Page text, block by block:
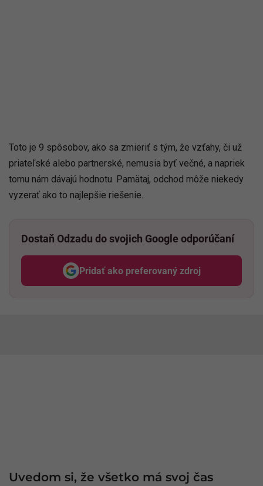
Toto je 9 spôsobov, ako sa zmieriť s tým, že vzťahy, či už
priateľské alebo partnerské, nemusia byť večné, a napriek
tomu nám dávajú hodnotu. Pamätaj, odchod môže niekedy
vyzerať ako to najlepšie riešenie.
Dostaň Odzadu do svojich Google odporúčaní
Pridať ako preferovaný zdroj
Odzadu, odkaz sa otvorí v
Uvedom si, že všetko má svoj čas